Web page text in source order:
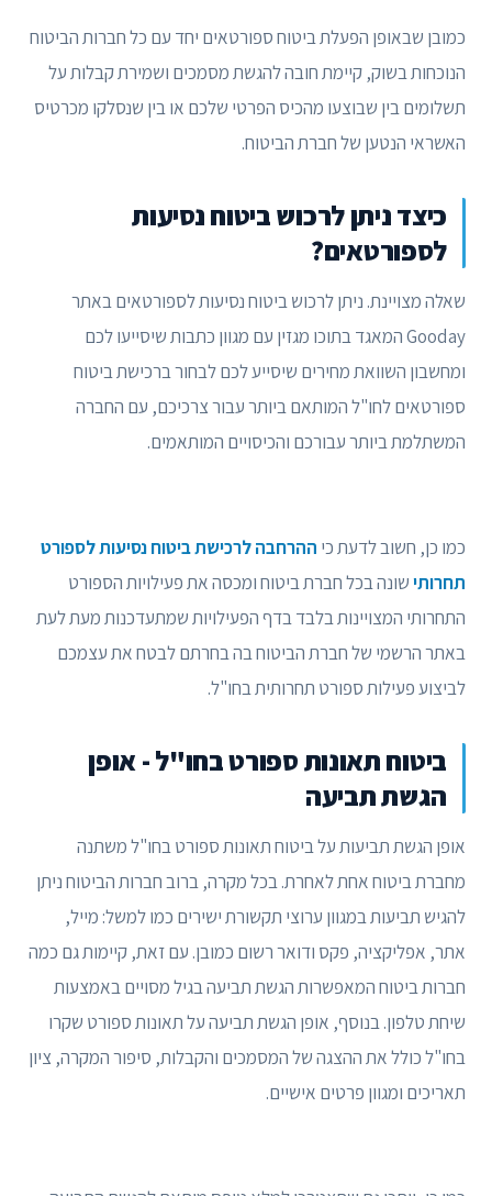
כמובן שבאופן הפעלת ביטוח ספורטאים יחד עם כל חברות הביטוח
הנוכחות בשוק, קיימת חובה להגשת מסמכים ושמירת קבלות על
תשלומים בין שבוצעו מהכיס הפרטי שלכם או בין שנסלקו מכרטיס
האשראי הנטען של חברת הביטוח.
כיצד ניתן לרכוש ביטוח נסיעות
לספורטאים?
שאלה מצויינת. ניתן לרכוש ביטוח נסיעות לספורטאים באתר
Gooday המאגד בתוכו מגזין עם מגוון כתבות שיסייעו לכם
ומחשבון השוואת מחירים שיסייע לכם לבחור ברכישת ביטוח
ספורטאים לחו"ל המותאם ביותר עבור צרכיכם, עם החברה
המשתלמת ביותר עבורכם והכיסויים המותאמים.
כמו כן, חשוב לדעת כי ההרחבה לרכישת ביטוח נסיעות לספורט
תחרותישונה בכל חברת ביטוח ומכסה את פעילויות הספורט
התחרותי המצויינות בלבד בדף הפעילויות שמתעדכנות מעת לעת
באתר הרשמי של חברת הביטוח בה בחרתם לבטח את עצמכם
לביצוע פעילות ספורט תחרותית בחו"ל.
ביטוח תאונות ספורט בחו"ל - אופן
הגשת תביעה
אופן הגשת תביעות על ביטוח תאונות ספורט בחו"ל משתנה
מחברת ביטוח אחת לאחרת. בכל מקרה, ברוב חברות הביטוח ניתן
להגיש תביעות במגוון ערוצי תקשורת ישירים כמו למשל: מייל,
אתר, אפליקציה, פקס ודואר רשום כמובן. עם זאת, קיימות גם כמה
חברות ביטוח המאפשרות הגשת תביעה בגיל מסויים באמצעות
שיחת טלפון. בנוסף, אופן הגשת תביעה על תאונות ספורט שקרו
בחו"ל כולל את ההצגה של המסמכים והקבלות, סיפור המקרה, ציון
תאריכים ומגוון פרטים אישיים.